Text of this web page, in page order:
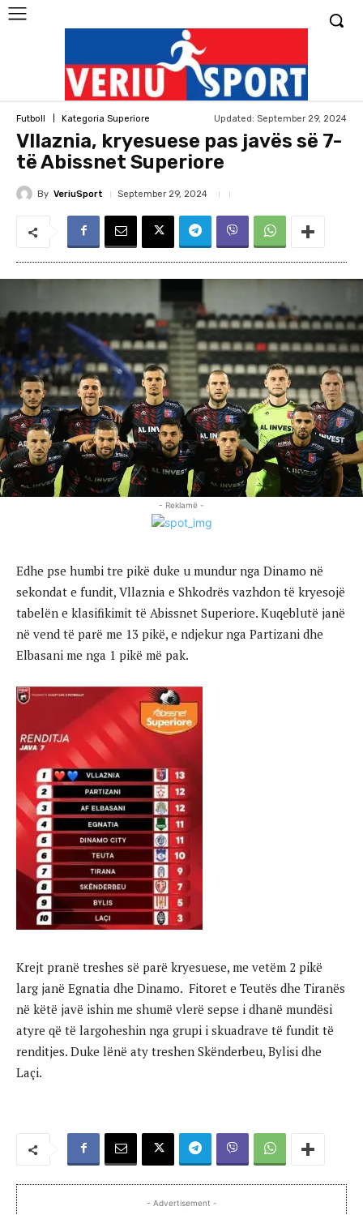
Futboll Kategoria Superiore Updated: September 29, 2024
Vllaznia, kryesuese pas javës së 7-
të Abissnet Superiore
By VeriuSport September 29, 2024
- Reklamë -
Edhe pse humbi tre pikë duke u mundur nga Dinamo në
sekondat e fundit, Vllaznia e Shkodrës vazhdon të kryesojë
tabelën e klasifikimit të Abissnet Superiore. Kuqeblutë janë
në vend të parë me 13 pikë, e ndjekur nga Partizani dhe
Elbasani me nga 1 pikë më pak.
Krejt pranë treshes së parë kryesuese, me vetëm 2 pikë
larg janë Egnatia dhe Dinamo. Fitoret e Teutës dhe Tiranës
në këtë javë ishin me shumë vlerë sepse i dhanë mundësi
atyre që të largoheshin nga grupi i skuadrave të fundit të
renditjes. Duke lënë aty treshen Skënderbeu, Bylisi dhe
Laçi.
- Advertisement -